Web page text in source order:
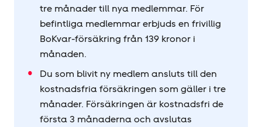
tre månader till nya medlemmar. För
befintliga medlemmar erbjuds en frivillig
BoKvar-försäkring från 139 kronor i
månaden.
Du som blivit ny medlem ansluts till den
kostnadsfria försäkringen som gäller i tre
månader. Försäkringen är kostnadsfri de
första 3 månaderna och avslutas